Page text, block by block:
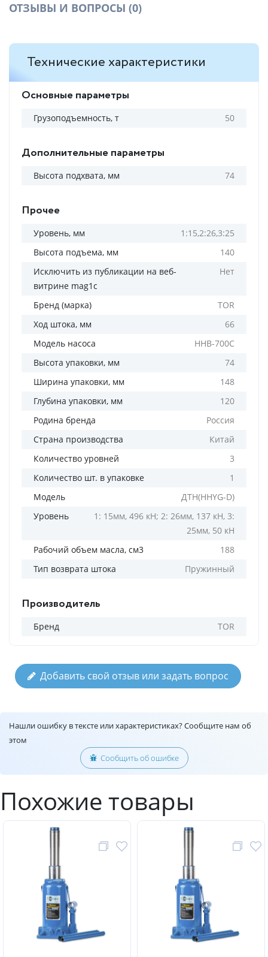
ОТЗЫВЫ И ВОПРОСЫ (0)
Технические характеристики
Основные параметры
Грузоподъемность, т 50
Дополнительные параметры
Высота подхвата, мм 74
Прочее
Уровень, мм
1:15,2:26,3:25
Высота подъема, мм
140
Исключить из публикации на веб-
витрине mag1c
Нет
Бренд (марка)
TOR
Ход штока, мм
66
Модель насоса
HHB-700C
Высота упаковки, мм
74
Ширина упаковки, мм
148
Глубина упаковки, мм
120
Родина бренда
Россия
Страна производства
Китай
Количество уровней
3
Количество шт. в упаковке
1
Модель
ДТН(HHYG-D)
Уровень
1: 15мм, 496 кН; 2: 26мм, 137 кН, 3:
25мм, 50 кН
Рабочий объем масла, см3
188
Тип возврата штока
Пружинный
Производитель
Бренд TOR
Добавить свой отзыв или задать вопрос
Нашли ошибку в тексте или характеристиках? Сообщите нам об
этом
Сообщить об ошибке
Похожие товары